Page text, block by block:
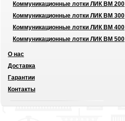
Коммуникационные лотки ЛИК ВМ 200
Коммуникационные лотки ЛИК ВМ 300
Коммуникационные лотки ЛИК ВМ 400
Коммуникационные лотки ЛИК ВМ 500
О нас
Доставка
Гарантии
Контакты